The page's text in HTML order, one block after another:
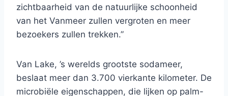
zichtbaarheid van de natuurlijke schoonheid
van het Vanmeer zullen vergroten en meer
bezoekers zullen trekken.”
Van Lake, ’s werelds grootste sodameer,
beslaat meer dan 3.700 vierkante kilometer. De
microbiële eigenschappen, die lijken op palm-